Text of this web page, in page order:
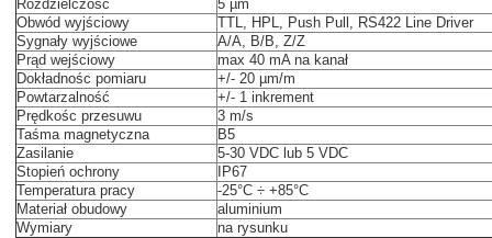
Rozdzielczość
5 µm
Obwód wyjściowy
TTL, HPL, Push Pull, RS422 Line Driver
Sygnały wyjściowe
A/A, B/B, Z/Z
Prąd wejściowy
max 40 mA na kanał
Dokładnośc pomiaru
+/- 20 µm/m
Powtarzalność
+/- 1 inkrement
Prędkośc przesuwu
3 m/s
Taśma magnetyczna
B5
Zasilanie
5-30 VDC lub 5 VDC
Stopień ochrony
IP67
Temperatura pracy
-25°C ÷ +85°C
Materiał obudowy
aluminium
Wymiary
na rysunku